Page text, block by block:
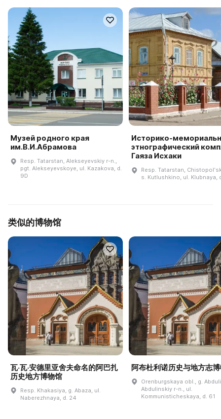
Музей родного края
им.В.И.Абрамова
Resp. Tatarstan, Alekseyevskiy r-n.,
pgt. Alekseyevskoye, ul. Kazakova, d.
9D
Историко-
этнографический
Гаяза Исхаки
Resp. Tatarstan,
s. Kutlushkino, ul. Klubnaya,
类似的博物馆
瓦·瓦·安德里亚舍夫命名的阿巴扎
历史地方博物馆
Resp. Khakasiya, g. Abaza, ul.
Naberezhnaya, d. 24
阿布杜利诺历史与地方志
Orenburgskaya obl., g.
Abdulinskiy r-n., ul.
Kommunisticheskaya, d. 61